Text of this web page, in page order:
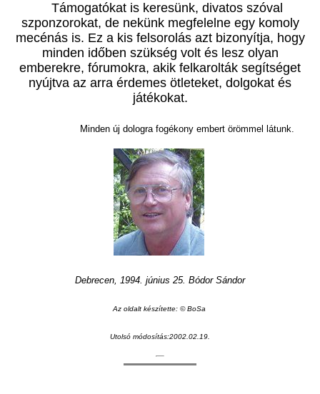
Támogatókat is keresünk, divatos szóval
szponzorokat, de nekünk megfelelne egy komoly
mecénás is. Ez a kis felsorolás azt bizonyítja, hogy
minden időben szükség volt és lesz olyan
emberekre, fórumokra, akik felkarolták segítséget
nyújtva az arra érdemes ötleteket, dolgokat és
játékokat.
Minden új dologra fogékony embert örömmel látunk.
Debrecen, 1994. június 25. Bódor Sándor
Az oldalt készítette: © BoSa
Utolsó módosítás:2002.02.19.